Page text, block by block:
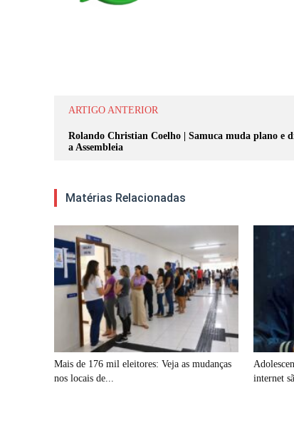
ARTIGO ANTERIOR
Rolando Christian Coelho | Samuca muda plano e
a Assembleia
Matérias Relacionadas
Mais de 176 mil eleitores: Veja as mudanças
nos locais de...
internet